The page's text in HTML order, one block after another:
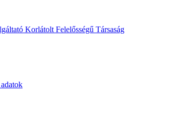
Korlátolt Felelősségű Társaság